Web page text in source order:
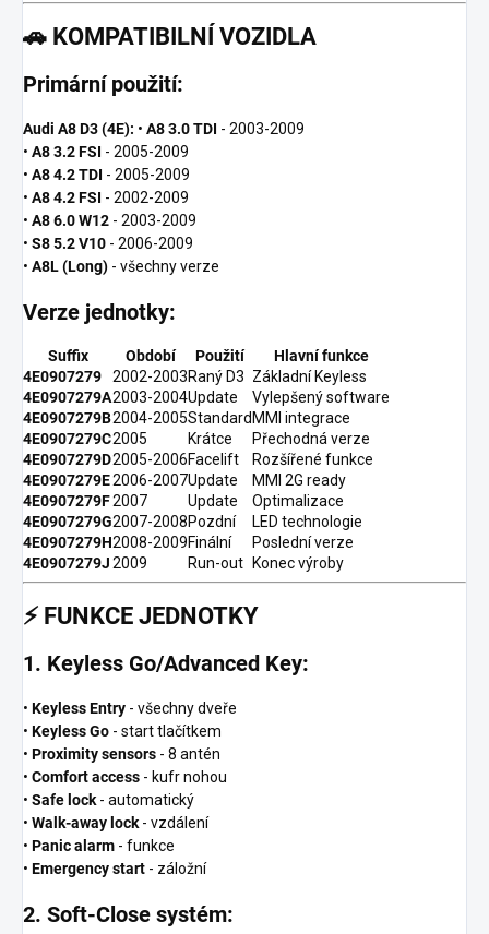
🚗 KOMPATIBILNÍ VOZIDLA
Primární použití:
Audi A8 D3 (4E): • A8 3.0 TDI - 2003-2009
• A8 3.2 FSI - 2005-2009
• A8 4.2 TDI - 2005-2009
• A8 4.2 FSI - 2002-2009
• A8 6.0 W12 - 2003-2009
• S8 5.2 V10 - 2006-2009
• A8L (Long) - všechny verze
Verze jednotky:
Suffix Období Použití
Hlavní funkce
4E0907279
2002-2003Raný D3 Základní Keyless
4E0907279A2003-2004Update
Vylepšený software
4E0907279B2004-2005Standard MMI integrace
4E0907279C2005 Krátce
Přechodná verze
4E0907279D2005-2006Facelift
Rozšířené funkce
4E0907279E2006-2007Update
MMI 2G ready
4E0907279F2007 Update
Optimalizace
4E0907279G2007-2008Pozdní
LED technologie
4E0907279H2008-2009Finální
Poslední verze
4E0907279J2009 Run-out Konec výroby
⚡ FUNKCE JEDNOTKY
1. Keyless Go/Advanced Key:
• Keyless Entry - všechny dveře
• Keyless Go - start tlačítkem
• Proximity sensors - 8 antén
• Comfort access - kufr nohou
• Safe lock - automatický
• Walk-away lock - vzdálení
• Panic alarm - funkce
• Emergency start - záložní
2. Soft-Close systém: